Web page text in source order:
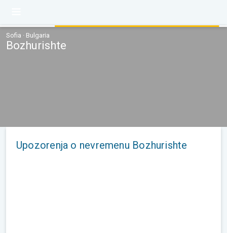
Sofia · Bulgaria
Bozhurishte
Upozorenja o nevremenu Bozhurishte